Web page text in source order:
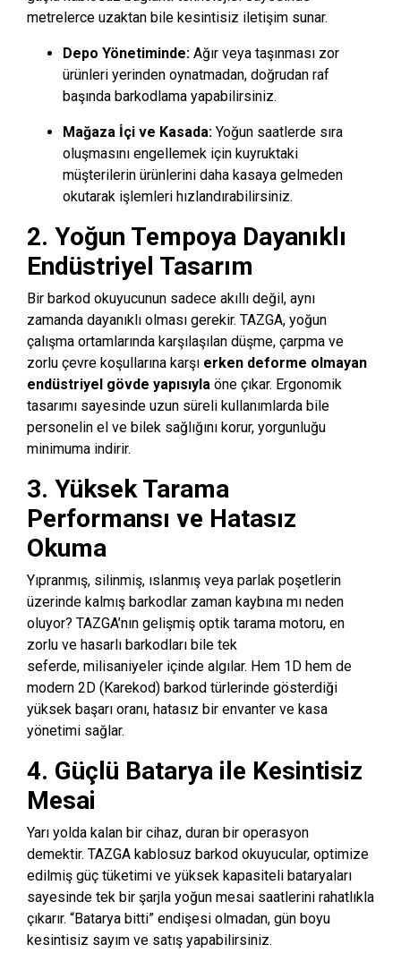
metrelerce uzaktan bile kesintisiz iletişim sunar.
Depo Yönetiminde: Ağır veya taşınması zor
ürünleri yerinden oynatmadan, doğrudan raf
başında barkodlama yapabilirsiniz.
Mağaza İçi ve Kasada: Yoğun saatlerde sıra
oluşmasını engellemek için kuyruktaki
müşterilerin ürünlerini daha kasaya gelmeden
okutarak işlemleri hızlandırabilirsiniz.
2. Yoğun Tempoya Dayanıklı
Endüstriyel Tasarım
Bir barkod okuyucunun sadece akıllı değil, aynı
zamanda dayanıklı olması gerekir. TAZGA, yoğun
çalışma ortamlarında karşılaşılan düşme, çarpma ve
zorlu çevre koşullarına karşı erken deforme olmayan
endüstriyel gövde yapısıyla öne çıkar. Ergonomik
tasarımı sayesinde uzun süreli kullanımlarda bile
personelin el ve bilek sağlığını korur, yorgunluğu
minimuma indirir.
3. Yüksek Tarama
Performansı ve Hatasız
Okuma
Yıpranmış, silinmiş, ıslanmış veya parlak poşetlerin
üzerinde kalmış barkodlar zaman kaybına mı neden
oluyor? TAZGA’nın gelişmiş optik tarama motoru, en
zorlu ve hasarlı barkodları bile tek
seferde, milisaniyeler içinde algılar. Hem 1D hem de
modern 2D (Karekod) barkod türlerinde gösterdiği
yüksek başarı oranı, hatasız bir envanter ve kasa
yönetimi sağlar.
4. Güçlü Batarya ile Kesintisiz
Mesai
Yarı yolda kalan bir cihaz, duran bir operasyon
demektir. TAZGA kablosuz barkod okuyucular, optimize
edilmiş güç tüketimi ve yüksek kapasiteli bataryaları
sayesinde tek bir şarjla yoğun mesai saatlerini rahatlıkla
çıkarır. “Batarya bitti” endişesi olmadan, gün boyu
kesintisiz sayım ve satış yapabilirsiniz.